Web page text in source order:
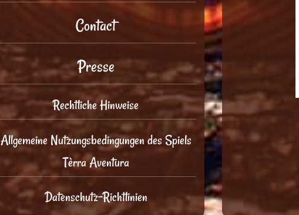
Contact
Presse
Rechtliche Hinweise
Allgemeine Nutzungsbedingungen des Spiels
Tèrra Aventura
Datenschutz-Richtlinien